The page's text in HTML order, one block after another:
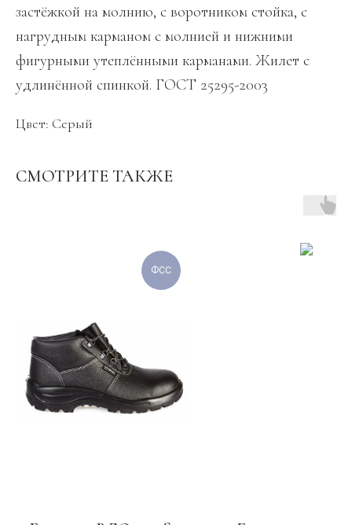
застёжкой на молнию, с воротником стойка, с
нагрудным карманом с молнией и нижними
фигурными утеплёнными карманами. Жилет с
удлинённой спинкой. ГОСТ 25295-2003
Цвет: Серый
СМОТРИТЕ ТАКЖЕ
ФСС